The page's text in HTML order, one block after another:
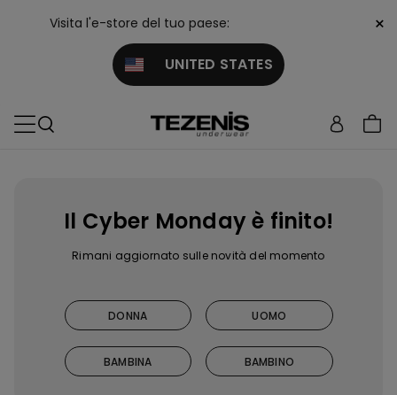
Il Cyber Monday è finito!
Rimani aggiornato sulle novità del momento
DONNA UOMO
BAMBINA BAMBINO
Visita l'e-store del tuo paese:
UNITED STATES
×